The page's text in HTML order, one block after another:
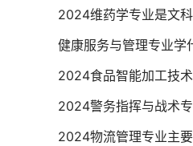
2024维药学专业是文
健康服务与管理专业
2024食品智能加工技
2024警务指挥与战术
2024物流管理专业主